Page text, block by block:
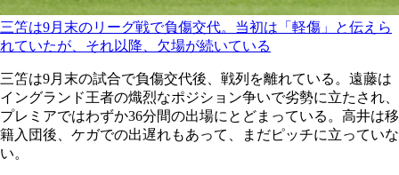
三笘は9月末のリーグ戦で負傷交代。当初は「軽傷」と伝えら
れていたが、それ以降、欠場が続いている
三笘は9月末の試合で負傷交代後、戦列を離れている。遠藤は
イングランド王者の熾烈なポジション争いで劣勢に立たされ、
プレミアではわずか36分間の出場にとどまっている。高井は移
籍入団後、ケガでの出遅れもあって、まだピッチに立っていな
い。